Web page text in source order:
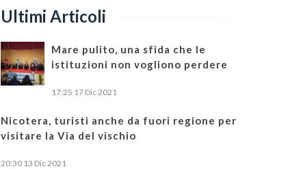
Ultimi Articoli
Mare pulito, una sfida che le
istituzioni non vogliono perdere
17:25 17 Dic 2021
Nicotera, turisti anche da fuori regione per
visitare la Via del vischio
20:30 13 Dic 2021